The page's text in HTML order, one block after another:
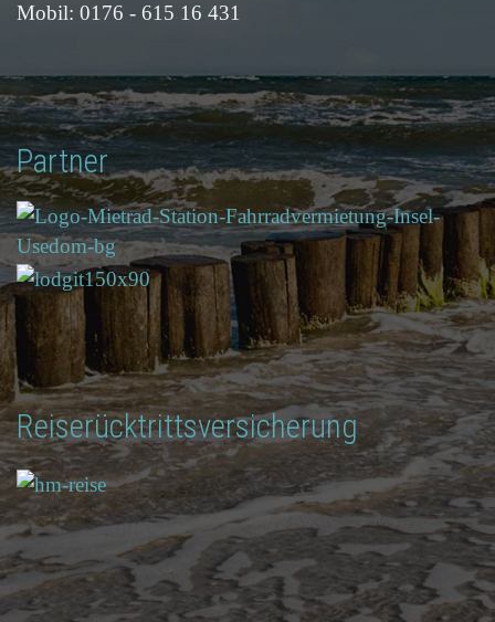
Mobil: 0176 - 615 16 431
Partner
Reiserücktrittsversicherung